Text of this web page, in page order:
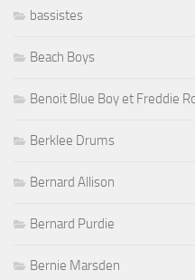
bassistes
Beach Boys
Benoit Blue Boy et Freddie
Berklee Drums
Bernard Allison
Bernard Purdie
Bernie Marsden